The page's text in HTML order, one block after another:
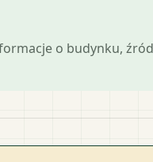
o budynku,